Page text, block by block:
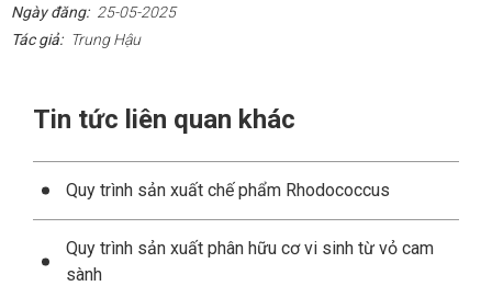
Ngày đăng: 25-05-2025
Tác giả: Trung Hậu
Tin tức liên quan khác
Quy trình sản xuất chế phẩm Rhodococcus
Quy trình sản xuất phân hữu cơ vi sinh từ vỏ cam
sành